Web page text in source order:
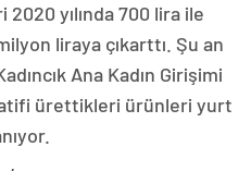
yılında 700 lira ile
liraya çıkarttı. Şu an
Ana Kadın Girişimi
ürettikleri ürünleri yurt